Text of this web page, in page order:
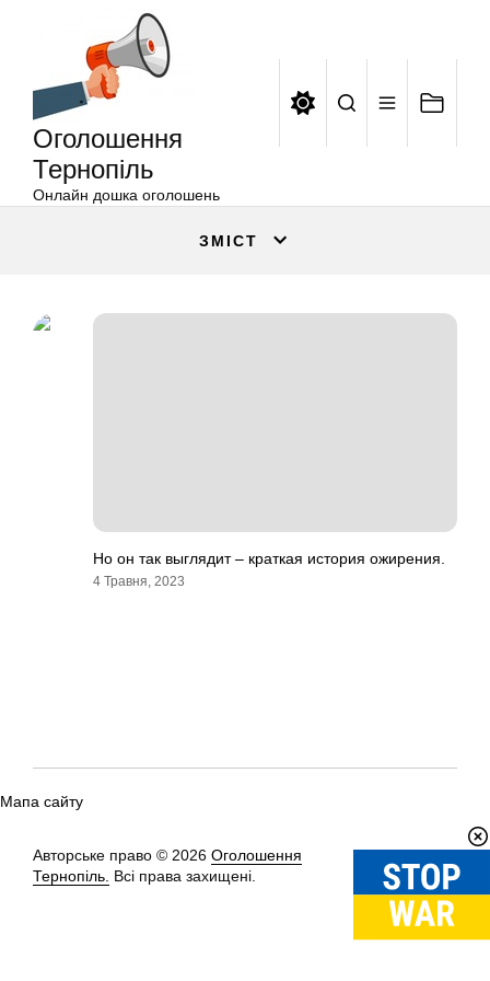
Оголошення
Тернопіль
Онлайн дошка оголошень
ЗМІСТ
Но он так выглядит – краткая история ожирения.
4 Травня, 2023
Мапа сайту
Авторське право © 2026 Оголошення
Тернопіль. Всі права захищені.
Вгору↑